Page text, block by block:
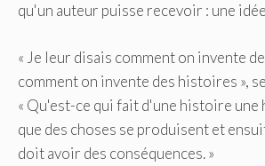
qu'un auteur puisse recevoir : une
« Je leur disais comment on invente
comment on invente des histoires »,
« Qu'est-ce qui fait d'une histoire une
que des choses se produisent et
doit avoir des conséquences. »